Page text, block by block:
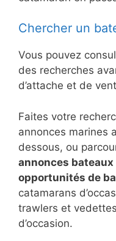
Chercher un
Vous pouvez
des recherches
d’attache et de
Faites votre
annonces marines
dessous, ou
annonces
opportunités de
catamarans
trawlers et
d’occasion.